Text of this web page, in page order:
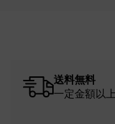
送料無料
一定金額以